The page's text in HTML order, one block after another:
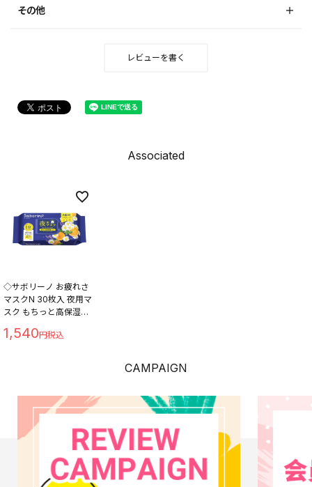
その他
レビューを書く
Associated
◇サボリーノ お疲れさ
マスクN 30枚入 夜用マ
スク もちっと高保湿タ
1,540
CAMPAIGN